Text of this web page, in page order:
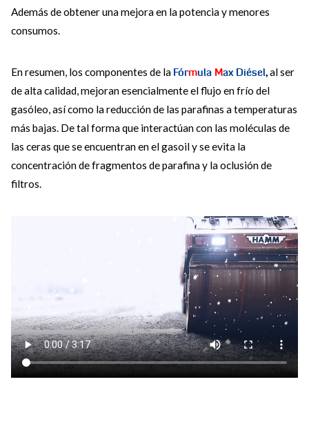
Además de obtener una mejora en la potencia y menores
consumos.
En resumen, los componentes de la Fórmula Max Diésel,al ser
de alta calidad, mejoran esencialmente el flujo en frío del
gasóleo, así como la reducción de las parafinas a temperaturas
más bajas. De tal forma que interactúan con las moléculas de
las ceras que se encuentran en el gasoil y se evita la
concentración de fragmentos de parafina y la oclusión de
filtros.